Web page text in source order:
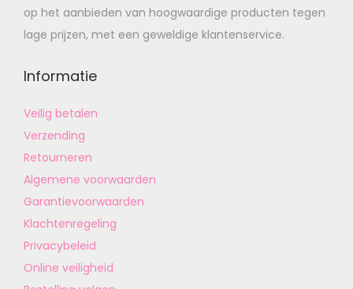
op het aanbieden van hoogwaardige producten tegen
lage prijzen, met een geweldige klantenservice.
Informatie
Veilig betalen
Verzending
Retourneren
Algemene voorwaarden
Garantievoorwaarden
Klachtenregeling
Privacybeleid
Online veiligheid